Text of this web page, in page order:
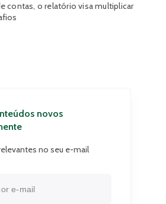
contas, o relatório visa multiplicar
novos
no seu e-mail